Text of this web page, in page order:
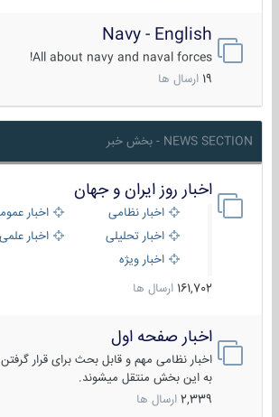
Navy - English
All about navy and naval forces!
ارسال ها
NEWS SECTION - بخش خبر
اخبار روز ایران و جهان
اخبار نظامی
اخبار عمومی
اخبار تحلیلی
اخبار علمی
اخبار ویژه
161,702 ارسال ها
اخبار صفحه اول
اخبار نظامی مهم و قابل بحث برای قرار گرفتن
به این بخش منتقل میشوند.
2,339 ارسال ها